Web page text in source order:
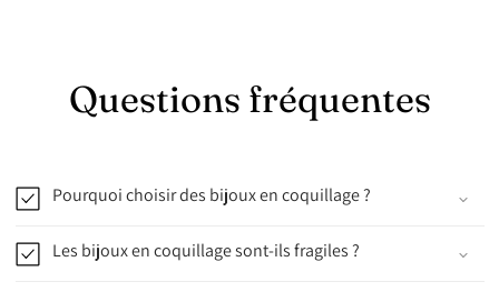
Questions fréquentes
Pourquoi choisir des bijoux en coquillage ?
Les bijoux en coquillage sont-ils fragiles ?